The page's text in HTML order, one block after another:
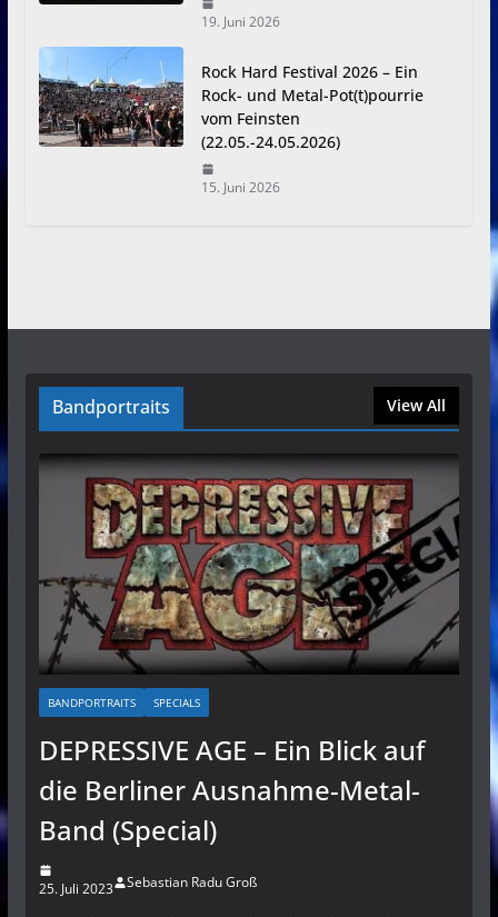
19. Juni 2026
Rock Hard Festival 2026 – Ein
Rock- und Metal-Pot(t)pourrie
vom Feinsten
(22.05.-24.05.2026)
15. Juni 2026
Bandportraits View All
BANDPORTRAITS SPECIALS
DEPRESSIVE AGE – Ein Blick auf
die Berliner Ausnahme-Metal-
Band (Special)
25. Juli 2023 Sebastian Radu Groß